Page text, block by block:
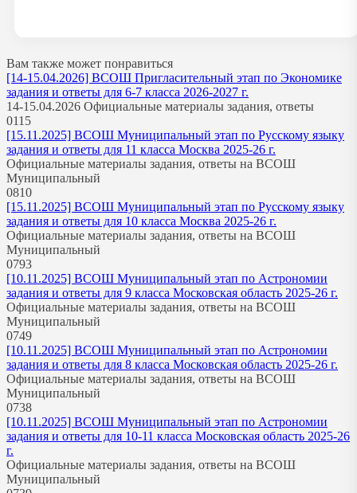
Вам также может понравиться
[14-15.04.2026] ВСОШ Пригласительный этап по Экономике
задания и ответы для 6-7 класса 2026-2027 г.
14-15.04.2026 Официальные материалы задания, ответы
0115
[15.11.2025] ВСОШ Муниципальный этап по Русскому языку
задания и ответы для 11 класса Москва 2025-26 г.
Официальные материалы задания, ответы на ВСОШ
Муниципальный
0810
[15.11.2025] ВСОШ Муниципальный этап по Русскому языку
задания и ответы для 10 класса Москва 2025-26 г.
Официальные материалы задания, ответы на ВСОШ
Муниципальный
0793
[10.11.2025] ВСОШ Муниципальный этап по Астрономии
задания и ответы для 9 класса Московская область 2025-26 г.
Официальные материалы задания, ответы на ВСОШ
Муниципальный
0749
[10.11.2025] ВСОШ Муниципальный этап по Астрономии
задания и ответы для 8 класса Московская область 2025-26 г.
Официальные материалы задания, ответы на ВСОШ
Муниципальный
0738
[10.11.2025] ВСОШ Муниципальный этап по Астрономии
задания и ответы для 10-11 класса Московская область 2025-26
г.
Официальные материалы задания, ответы на ВСОШ
Муниципальный